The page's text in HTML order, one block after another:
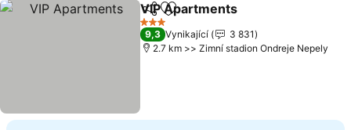
SdíletPřidat na seznam oblíbených
VIP Apartments
3 Počet hvězdiček
9,3 Vynikající
3 831
2.7 km >> Zimní stadion Ondreje Nepely